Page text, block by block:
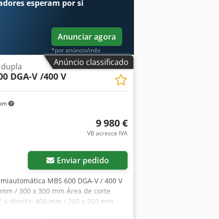
para soldagem -
chanfros para soldas Crsdpjziww
- Conjunto de pastilhas de
O equipamento é usado e
de operação. A máquina é vendida
esperam por si
Anunciar agora
*por anúncio/mês
Anúncio classificado
DGA-V /400 V
9 980 €
VB acresce IVA
Enviar pedido
MBS 600 DGA-V / 400 V
/ 300 x 300 mm Área de corte
direita: 400 mm / 260 x 260 mm
/ quadrado 45° à esquerda: